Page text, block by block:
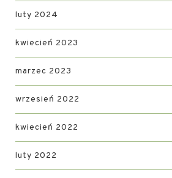
luty 2024
kwiecień 2023
marzec 2023
wrzesień 2022
kwiecień 2022
luty 2022